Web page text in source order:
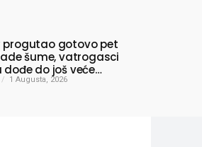
progutao gotovo pet
šume, vatrogasci
dođe do još veće
1 Augusta, 2026